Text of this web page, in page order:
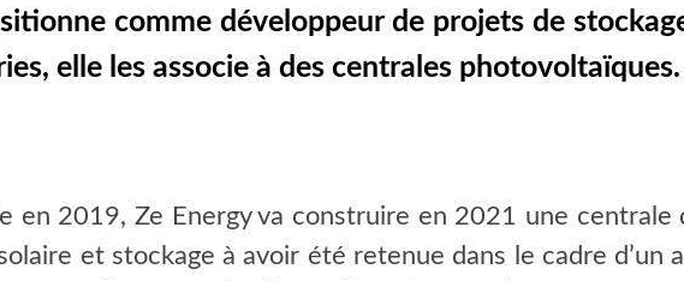
comme développeur de projets de
elle les associe à des centrales photovoltaïques.
en 2019, Ze Energy va construire en 2021 une centrale
et stockage à avoir été retenue dans le cadre d’un